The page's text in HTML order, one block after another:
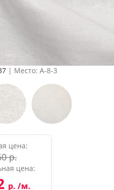
| Место: A-8-3
цена:
р.
цена:
р. /м.